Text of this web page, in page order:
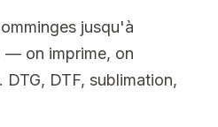
jusqu'à
— on imprime, on
DTF, sublimation,